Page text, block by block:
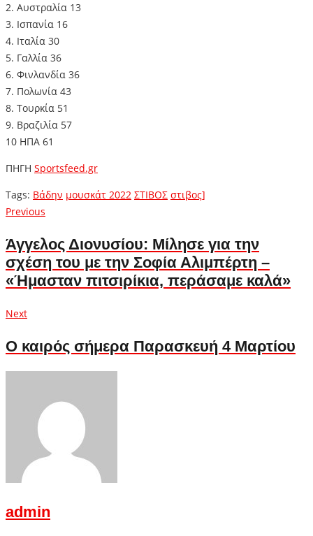
2. Αυστραλία 13
3. Ισπανία 16
4. Ιταλία 30
5. Γαλλία 36
6. Φινλανδία 36
7. Πολωνία 43
8. Τουρκία 51
9. Βραζιλία 57
10 ΗΠΑ 61
ΠΗΓΗ Sportsfeed.gr
Tags: Βάδην μουσκάτ 2022 ΣΤΙΒΟΣ στιβος]
Πλοήγηση
άρθρων
Previous
Άγγελος Διονυσίου: Μίλησε για την
σχέση του με την Σοφία Αλιμπέρτη –
«Ήμασταν πιτσιρίκια, περάσαμε καλά»
NextNext
Ο καιρός σήμερα Παρασκευή 4 Μαρτίου
admin